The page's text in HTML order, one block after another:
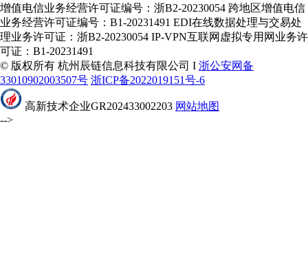
增值电信业务经营许可证编号：浙B2-20230054 跨地区增值电信
业务经营许可证编号：B1-20231491 EDI在线数据处理与交易处
理业务许可证：浙B2-20230054 IP-VPN互联网虚拟专用网业务许
可证：B1-20231491
© 版权所有 杭州辰链信息科技有限公司 I 浙公安网备
33010902003507号 浙ICP备2022019151号-6
高新技术企业GR202433002203 网站地图
-->